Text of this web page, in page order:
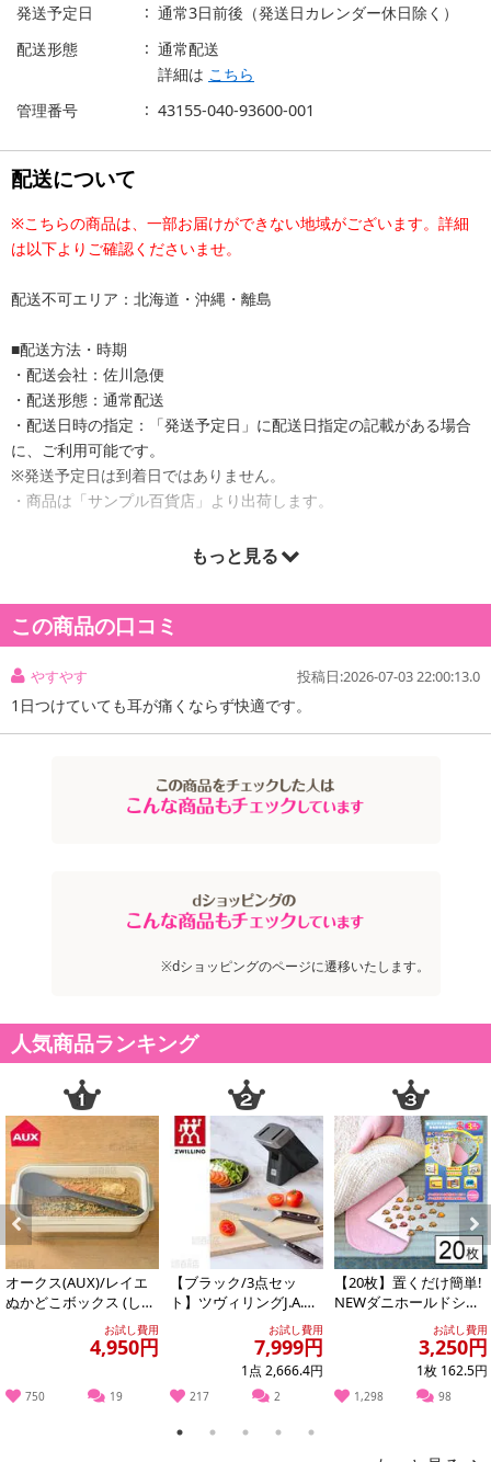
発送予定日
通常3日前後（発送日カレンダー休日除く）
配送形態
通常配送
詳細は こちら
管理番号
43155-040-93600-001
配送について
※こちらの商品は、一部お届けができない地域がございます。詳細
は以下よりご確認くださいませ。
配送不可エリア：北海道・沖縄・離島
■配送方法・時期
・配送会社：佐川急便
・配送形態：通常配送
・配送日時の指定：「発送予定日」に配送日指定の記載がある場合
に、ご利用可能です。
※発送予定日は到着日ではありません。
・商品は「サンプル百貨店」より出荷します。
ゆったりフィット耳かけで、極上な耳ごこち！長時間でも耳が痛く
更に、本物シルク配合で、つけ心地なめらか！ウイルス飛沫カット
フィルタで、空気中のウイルス飛沫・花粉の侵入をしっかりブロッ
クします。
・原産国（最終加工地）：日本
【包装材の材質】ポリプロピレン
●機能性の維持、衛生面から、1日1枚のご使用をお勧めします。
ださい。耳かけを引っ張りながら、マスクを耳にかけます。
3.「ノーズフィット」を鼻の形に合わせてフィットさせます。プ
リーツの折り目を縦に伸ばしてマスクを広げます。
・商品サイズ：縦90mm×横175mm
注意事項
【賞味・消費期限のある商品について】
商品到着時点でのお日持ち期間は、配送日数などにより異なります
のでご了承ください。
【キャンセルについて】
※お申込み後のキャンセルはお受けできません。
記載されている内容を必ずご確認いただき、お届けする商品セット
にご納得いただきましたうえでお申し込みください。
もっと見る
この商品の口コミ
やすやす 投稿日:2026-07-03 22:00:13.0
1日つけていても耳が痛くならず快適です。
※dショッピングのページに遷移いたします。
人気商品ランキング
Previous
オークス(AUX)/レイエ
ぬかどこボックス (しゃ
もじ付き) ※日本製/LE
お試し費用
4,950円
750 19
【ブラック/3点セッ
ト】ツヴィリングJ.A.ヘ
ンケルス/ツヴィリング
お試し費用
7,999円
1点 2,666.4円
217 2
【20枚】置くだけ簡単!
NEWダニホールドシー
お試し費用
3,250円
1枚 162.5円
1,298 98
Next
1 2 3 4 5